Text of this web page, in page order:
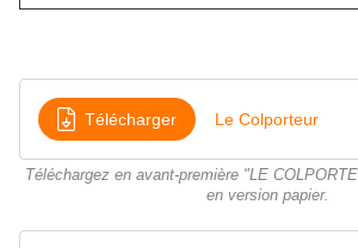
Télécharger Le Colporteur
Téléchargez en avant-première "LE
en version papier.